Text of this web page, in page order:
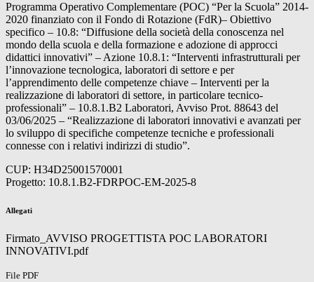
Programma Operativo Complementare (POC) “Per la Scuola” 2014-
2020 finanziato con il Fondo di Rotazione (FdR)– Obiettivo
specifico – 10.8: “Diffusione della società della conoscenza nel
mondo della scuola e della formazione e adozione di approcci
didattici innovativi” – Azione 10.8.1: “Interventi infrastrutturali per
l’innovazione tecnologica, laboratori di settore e per
l’apprendimento delle competenze chiave – Interventi per la
realizzazione di laboratori di settore, in particolare tecnico-
professionali” – 10.8.1.B2 Laboratori, Avviso Prot. 88643 del
03/06/2025 – “Realizzazione di laboratori innovativi e avanzati per
lo sviluppo di specifiche competenze tecniche e professionali
connesse con i relativi indirizzi di studio”.
CUP: H34D25001570001
Progetto: 10.8.1.B2-FDRPOC-EM-2025-8
Allegati
Firmato_AVVISO PROGETTISTA POC LABORATORI
INNOVATIVI.pdf
File PDF